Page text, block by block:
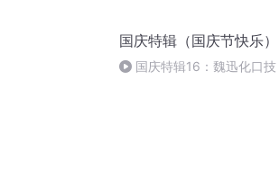
国庆特辑（国庆节快乐）
国庆特辑16：魏迅化口技